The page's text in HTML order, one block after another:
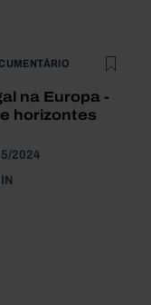
na Europa -
horizontes
2024